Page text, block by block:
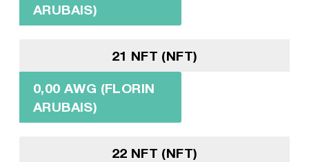
ARUBAIS)
21 NFT (NFT)
0,00 AWG (FLORIN
ARUBAIS)
22 NFT (NFT)